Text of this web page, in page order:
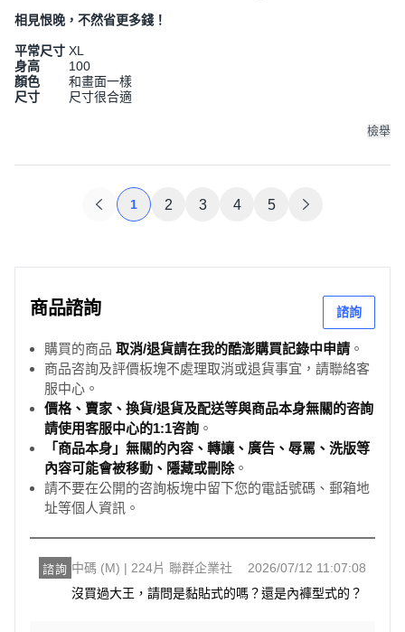
相見恨晚，不然省更多錢！
平常尺寸 XL
身高
100
顏色
和畫面一樣
尺寸
尺寸很合適
檢舉
1 2 3 4 5
商品諮詢 諮詢
購買的商品 取消/退貨請在我的酷澎購買記錄中申請 。
商品咨詢及評價板塊不處理取消或退貨事宜，請聯絡客
服中心。
價格、賣家、換貨/退貨及配送等與商品本身無關的咨詢
請使用客服中心的1:1咨詢 。
「商品本身」無關的內容、轉讓、廣告、辱罵、洗版等
內容可能會被移動、隱藏或刪除。
請不要在公開的咨詢板塊中留下您的電話號碼、郵箱地
址等個人資訊。
諮詢 中碼 (M) | 224片 聯群企業社
2026/07/12 11:07:08
沒買過大王，請問是黏貼式的嗎？還是內褲型式的？